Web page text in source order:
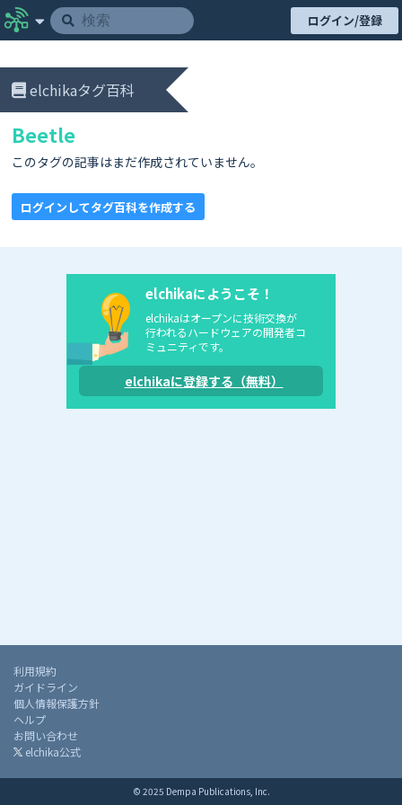
ログイン/登録
elchikaタグ百科
Beetle
このタグの記事はまだ作成されていません。
ログインしてタグ百科を作成する
elchikaにようこそ！
elchikaはオープンに技術交換が
行われるハードウェアの開発者コ
ミュニティです。
elchikaに登録する（無料）
利用規約
ガイドライン
個人情報保護方針
ヘルプ
お問い合わせ
elchika公式
© 2025 Dempa Publications, Inc.